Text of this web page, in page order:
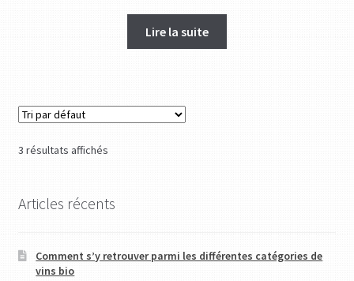
Lire la suite
3 résultats affichés
Articles récents
Comment s’y retrouver parmi les différentes catégories de
vins bio